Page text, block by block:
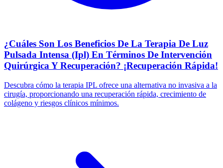
¿Cuáles Son Los Beneficios De La Terapia De Luz
Pulsada Intensa (Ipl) En Términos De Intervención
Quirúrgica Y Recuperación? ¡Recuperación Rápida!
Descubra cómo la terapia IPL ofrece una alternativa no invasiva a la
cirugía, proporcionando una recuperación rápida, crecimiento de
colágeno y riesgos clínicos mínimos.